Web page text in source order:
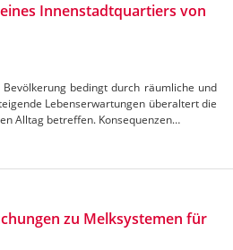
Innenstadtquartiers von
bedingt durch räumliche und
Lebenserwartungen überaltert die
Alltag betreffen. Konsequenzen…
zu Melksystemen für